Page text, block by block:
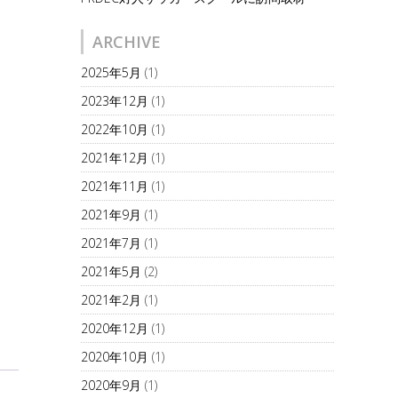
ARCHIVE
2025年5月 (1)
2023年12月 (1)
2022年10月 (1)
2021年12月 (1)
2021年11月 (1)
2021年9月 (1)
2021年7月 (1)
2021年5月 (2)
2021年2月 (1)
2020年12月 (1)
2020年10月 (1)
2020年9月 (1)